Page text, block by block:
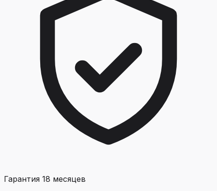
Гарантия 18 месяцев